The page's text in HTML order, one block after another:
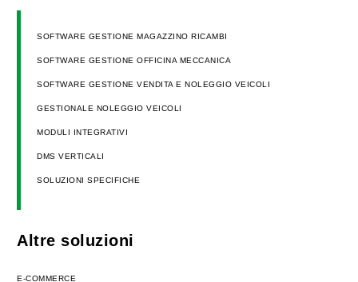
SOFTWARE GESTIONE MAGAZZINO RICAMBI
SOFTWARE GESTIONE OFFICINA MECCANICA
SOFTWARE GESTIONE VENDITA E NOLEGGIO VEICOLI
GESTIONALE NOLEGGIO VEICOLI
MODULI INTEGRATIVI
DMS VERTICALI
SOLUZIONI SPECIFICHE
Altre soluzioni
E-COMMERCE